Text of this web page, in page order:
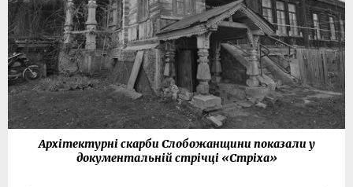
Архітектурні скарби Слобожанщини показали у
документальній стрічці «Стріха»